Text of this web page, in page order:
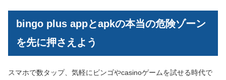
bingo plus appとapkの本当の危険ゾーン
を先に押さえよう
スマホで数タップ、気軽にビンゴやcasinoゲームを試せる時代で